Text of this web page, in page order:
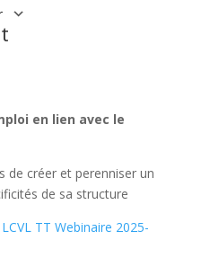
en lien avec le
de créer et perenniser un
de sa structure
TT Webinaire 2025-